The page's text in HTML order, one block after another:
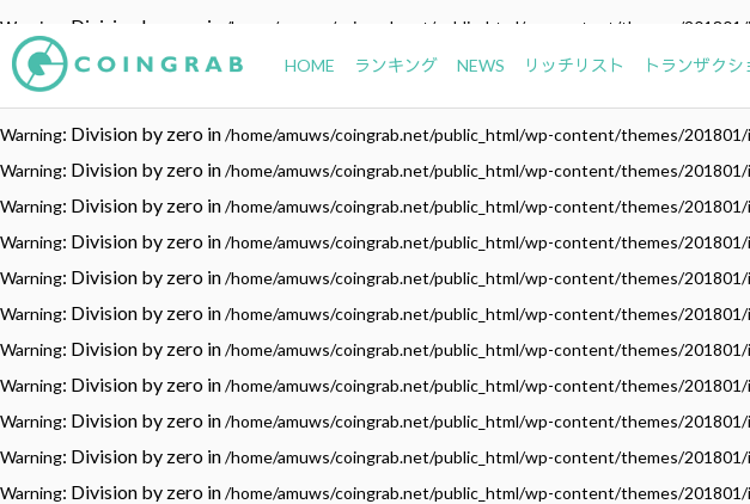
Warning : Division by zero in /home/amuws/coingrab.net/public_html/wp-content/themes/201801/
Warning: Division by zero in /home/amuws/coingrab.net/public_html/wp-content/themes/201801/
Warning
Warning: Division by zero in/home/amuws/coingrab.net/public_html/wp-content/themes/201801/
Warning: Division by zero in/home/amuws/coingrab.net/public_html/wp-content/themes/201801/
Warning: Division by zero in/home/amuws/coingrab.net/public_html/wp-content/themes/201801/
Warning: Division by zero in/home/amuws/coingrab.net/public_html/wp-content/themes/201801/
Warning: Division by zero in/home/amuws/coingrab.net/public_html/wp-content/themes/201801/
Warning: Division by zero in/home/amuws/coingrab.net/public_html/wp-content/themes/201801/
Warning: Division by zero in/home/amuws/coingrab.net/public_html/wp-content/themes/201801/
Warning: Division by zero in/home/amuws/coingrab.net/public_html/wp-content/themes/201801/
Warning: Division by zero in/home/amuws/coingrab.net/public_html/wp-content/themes/201801/
Warning: Division by zero in/home/amuws/coingrab.net/public_html/wp-content/themes/201801/
Warning: Division by zero in/home/amuws/coingrab.net/public_html/wp-content/themes/201801/
HOME ランキング NEWS リッチリスト トランザクシ